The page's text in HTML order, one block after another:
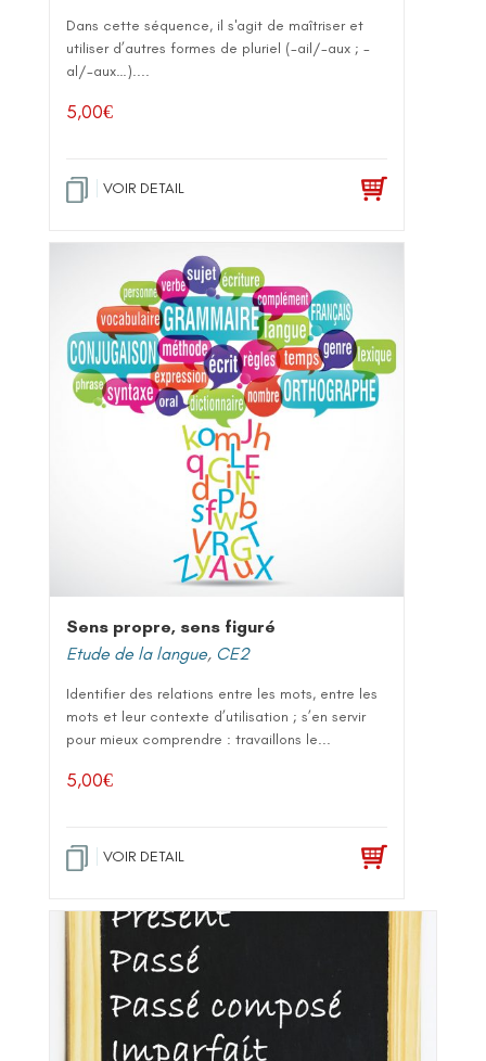
Dans cette séquence, il s'agit de maîtriser et
utiliser d’autres formes de pluriel (-ail/-aux ; -
al/-aux…)....
5,00€
VOIR DETAIL
Sens propre, sens figuré
Etude de la langue, CE2
Identifier des relations entre les mots, entre les
mots et leur contexte d’utilisation ; s’en servir
pour mieux comprendre : travaillons le...
5,00€
VOIR DETAIL